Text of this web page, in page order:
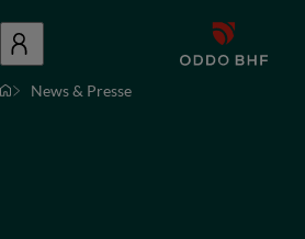
News & Presse